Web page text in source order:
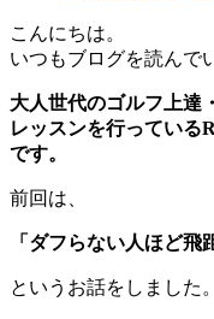
こんにちは。
いつもブログを読んで
大人世代のゴルフ上達
レッスンを行っている
です。
前回は、
「ダフらない人ほど飛
というお話をしました。